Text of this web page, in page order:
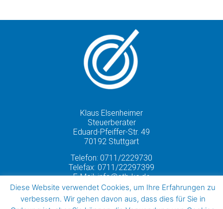
Klaus Elsenheimer
Steuerberater
Eduard-Pfeiffer-Str. 49
70192 Stuttgart
Telefon: 0711/2229730
Telefax: 0711/22297399
E-Mail:info@stb-ke.de
Diese Website verwendet Cookies, um Ihre Erfahrungen zu
verbessern. Wir gehen davon aus, dass dies für Sie in